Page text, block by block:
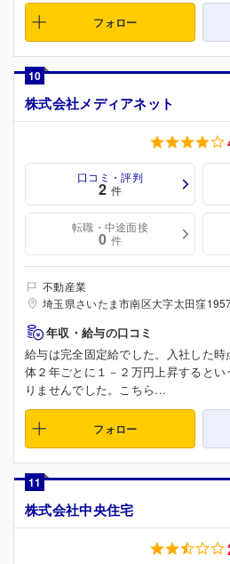
フォロー
10
株式会社メディアネット
口コミ・評判
2 件
転職・中途面接
0 件
不動産業
埼玉県さいたま市南区大字太田窪
年収・給与の口コミ
給与は完全固定給でした。入社した
体２年ごとに１－２万円上昇すると
りませんでした。こちら...
フォロー
11
株式会社中央住宅